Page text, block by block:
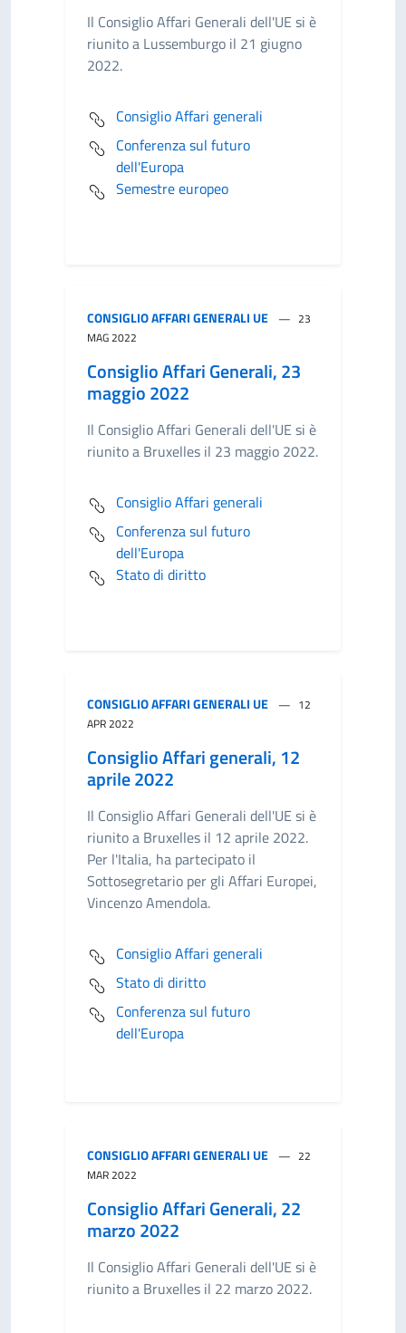
Il Consiglio Affari Generali dell'UE si è
riunito a Lussemburgo il 21 giugno
2022.
Consiglio Affari generali
Conferenza sul futuro
dell'Europa
Semestre europeo
CONSIGLIO AFFARI GENERALI UE
23
MAG 2022
Consiglio Affari Generali, 23
maggio 2022
Il Consiglio Affari Generali dell'UE si è
riunito a Bruxelles il 23 maggio 2022.
Consiglio Affari generali
Conferenza sul futuro
dell'Europa
Stato di diritto
CONSIGLIO AFFARI GENERALI UE
12
APR 2022
Consiglio Affari generali, 12
aprile 2022
Il Consiglio Affari Generali dell'UE si è
riunito a Bruxelles il 12 aprile 2022.
Per l'Italia, ha partecipato il
Sottosegretario per gli Affari Europei,
Vincenzo Amendola.
Consiglio Affari generali
Stato di diritto
Conferenza sul futuro
dell'Europa
CONSIGLIO AFFARI GENERALI UE
22
MAR 2022
Consiglio Affari Generali, 22
marzo 2022
Il Consiglio Affari Generali dell'UE si è
riunito a Bruxelles il 22 marzo 2022.